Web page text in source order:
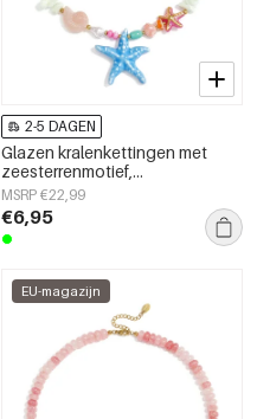
2-5 DAGEN
Glazen kralenkettingen met
zeesterrenmotief,
vakantie-/strandthema,
romantische serie voor dames.
MSRP €22,99
€6,95
EU-magazijn